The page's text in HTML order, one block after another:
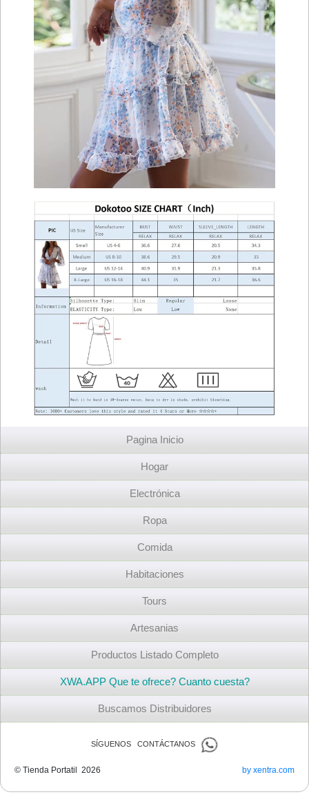
Pagina Inicio
Hogar
Electrónica
Ropa
Comida
Habitaciones
Tours
Artesanias
Productos Listado Completo
XWA.APP Que te ofrece? Cuanto cuesta?
Buscamos Distribuidores
SÍGUENOS CONTÁCTANOS
© Tienda Portatil 2026 by xentra.com